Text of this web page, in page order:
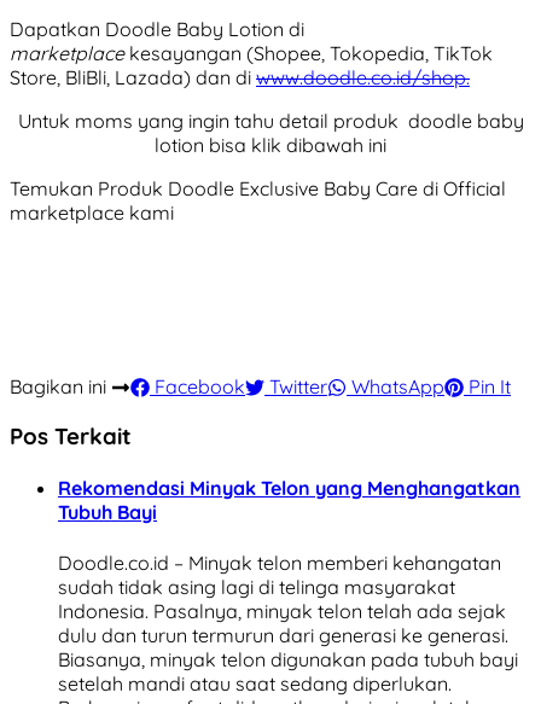
Dapatkan Doodle Baby Lotion di
marketplacekesayangan (Shopee, Tokopedia, TikTok
Store, BliBli, Lazada) dan di www.doodle.co.id/shop.
Untuk moms yang ingin tahu detail produk doodle baby
lotion bisa klik dibawah ini
Temukan Produk Doodle Exclusive Baby Care di Official
marketplace kami
Bagikan ini Facebook Twitter WhatsApp Pin It
Pos Terkait
Rekomendasi Minyak Telon yang Menghangatkan
Tubuh Bayi
Doodle.co.id – Minyak telon memberi kehangatan
sudah tidak asing lagi di telinga masyarakat
Indonesia. Pasalnya, minyak telon telah ada sejak
dulu dan turun termurun dari generasi ke generasi.
Biasanya, minyak telon digunakan pada tubuh bayi
setelah mandi atau saat sedang diperlukan.